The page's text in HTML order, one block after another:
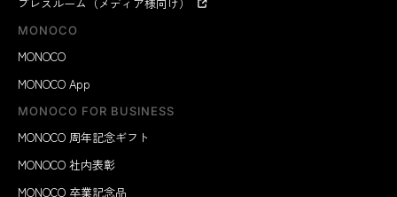
MONOCO
MONOCO
MONOCO App
MONOCO FOR BUSINESS
MONOCO 周年記念ギフト
MONOCO 社内表彰
MONOCO 卒業記念品